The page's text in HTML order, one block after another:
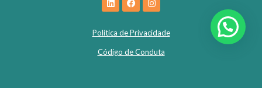
Política de Privacidade
Código de Conduta